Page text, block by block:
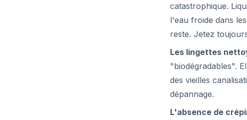
catastrophique.
l'eau froide dans
reste. Jetez
Les lingettes
"biodégradables".
des vieilles
dépannage.
L'absence de